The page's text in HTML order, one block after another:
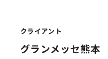
クライアント
グランメッセ熊本